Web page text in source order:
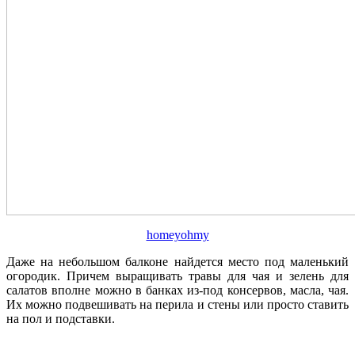
homeyohmy
Даже на небольшом балконе найдется место под маленький
огородик. Причем выращивать травы для чая и зелень для
салатов вполне можно в банках из-под консервов, масла, чая.
Их можно подвешивать на перила и стены или просто ставить
на пол и подставки.